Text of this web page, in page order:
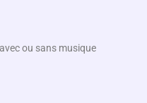
ou sans musique